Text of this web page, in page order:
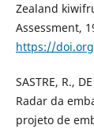
Zealand
Assessment,
https://
SASTRE, R.,
Radar da
projeto de